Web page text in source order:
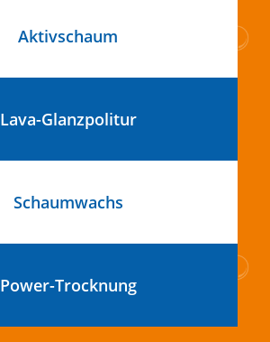
Aktivschaum
Lava-Glanzpolitur
Schaumwachs
Power-Trocknung